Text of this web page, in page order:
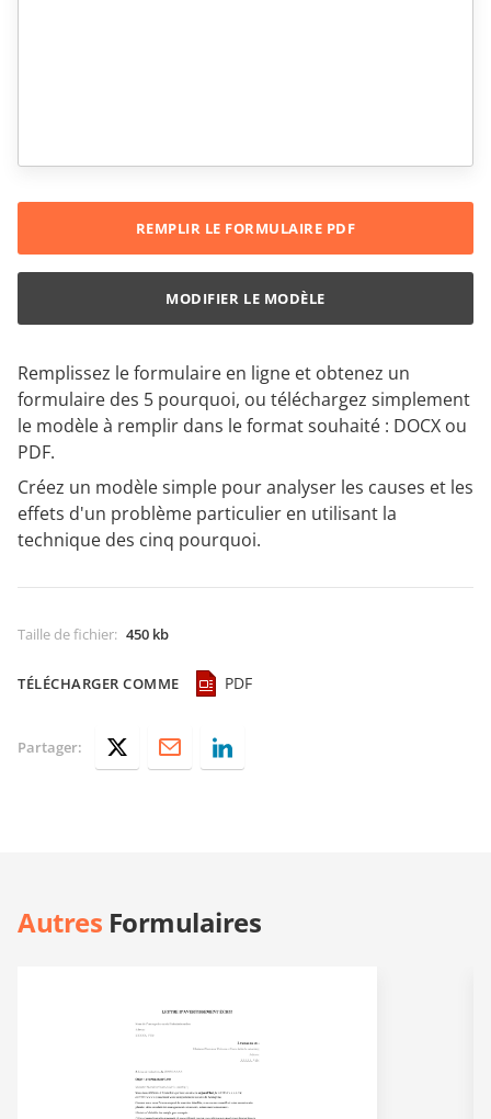
Remplissez le formulaire en ligne et obtenez un
formulaire des 5 pourquoi, ou téléchargez simplement
le modèle à remplir dans le format souhaité : DOCX ou
PDF.
Créez un modèle simple pour analyser les causes et les
effets d'un problème particulier en utilisant la
technique des cinq pourquoi.
Taille de fichier: 450 kb
TÉLÉCHARGER COMME PDF
REMPLIR LE FORMULAIRE PDF
MODIFIER LE MODÈLE
Partager:
Autres Formulaires